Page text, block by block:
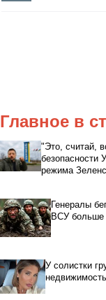
Главное в
"Это, считай,
безопасности
режима
Генералы
ВСУ больше
У солистки